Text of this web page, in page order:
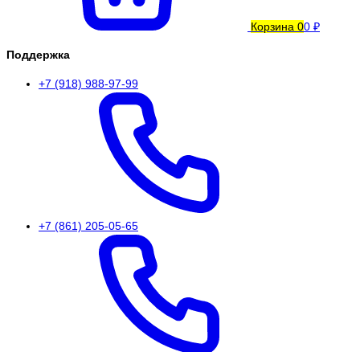
Корзина 00 ₽
Поддержка
+7 (918) 988-97-99
+7 (861) 205-05-65